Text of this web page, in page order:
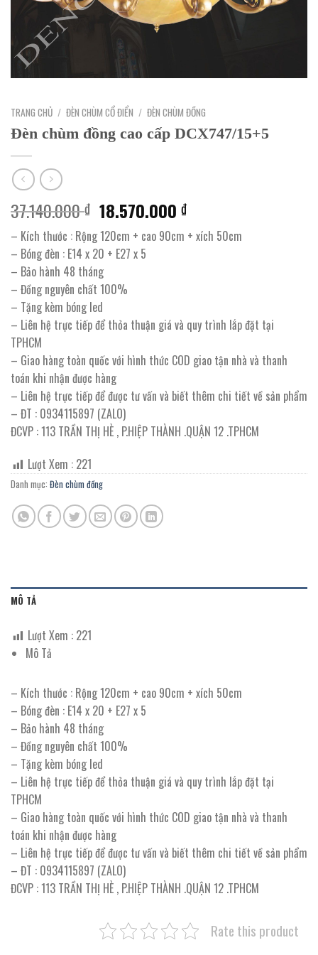
TRANG CHỦ / ĐÈN CHÙM CỔ ĐIỂN / ĐÈN CHÙM ĐỒNG
Đèn chùm đồng cao cấp DCX747/15+5
37.140.000₫ Giá
gốc
là:
37.140.000 ₫.
18.570.000₫Giá
hiện
tại
– Kích thước : Rộng 120cm + cao 90cm + xích 50cm
– Bóng đèn : E14 x 20 + E27 x 5
– Bảo hành 48 tháng
– Đồng nguyên chất 100%
– Tặng kèm bóng led
– Liên hệ trực tiếp để thỏa thuận giá và quy trình lắp đặt tại
TPHCM
– Giao hàng toàn quốc với hình thức COD giao tận nhà và thanh
toán khi nhận được hàng
– Liên hệ trực tiếp để được tư vấn và biết thêm chi tiết về sản phẩm
– ĐT : 0934115897 (ZALO)
ĐCVP : 113 TRẦN THỊ HÈ , P.HIỆP THÀNH .QUẬN 12 .TPHCM
Lượt Xem : 221
Danh mục: Đèn chùm đồng
MÔ TẢ
Lượt Xem : 221
Mô Tả
– Kích thước : Rộng 120cm + cao 90cm + xích 50cm
– Bóng đèn : E14 x 20 + E27 x 5
– Bảo hành 48 tháng
– Đồng nguyên chất 100%
– Tặng kèm bóng led
– Liên hệ trực tiếp để thỏa thuận giá và quy trình lắp đặt tại
TPHCM
– Giao hàng toàn quốc với hình thức COD giao tận nhà và thanh
toán khi nhận được hàng
– Liên hệ trực tiếp để được tư vấn và biết thêm chi tiết về sản phẩm
– ĐT : 0934115897 (ZALO)
ĐCVP : 113 TRẦN THỊ HÈ , P.HIỆP THÀNH .QUẬN 12 .TPHCM
Rate this product